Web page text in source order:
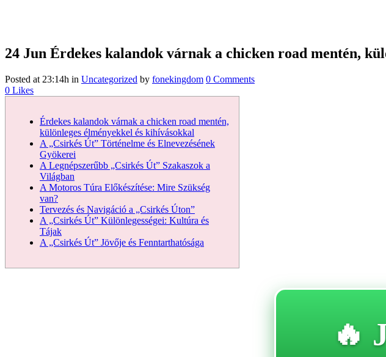
24 Jun Érdekes kalandok várnak a chicken road mentén,
Posted at 23:14h in Uncategorized by fonekingdom 0 Comments
0 Likes
Érdekes kalandok várnak a chicken road mentén,
különleges élményekkel és kihívásokkal
A „Csirkés Út” Történelme és Elnevezésének
Gyökerei
A Legnépszerűbb „Csirkés Út” Szakaszok a
Világban
A Motoros Túra Előkészítése: Mire Szükség
van?
Tervezés és Navigáció a „Csirkés Úton”
A „Csirkés Út” Különlegességei: Kultúra és
Tájak
A „Csirkés Út” Jövője és Fenntarthatósága
🔥